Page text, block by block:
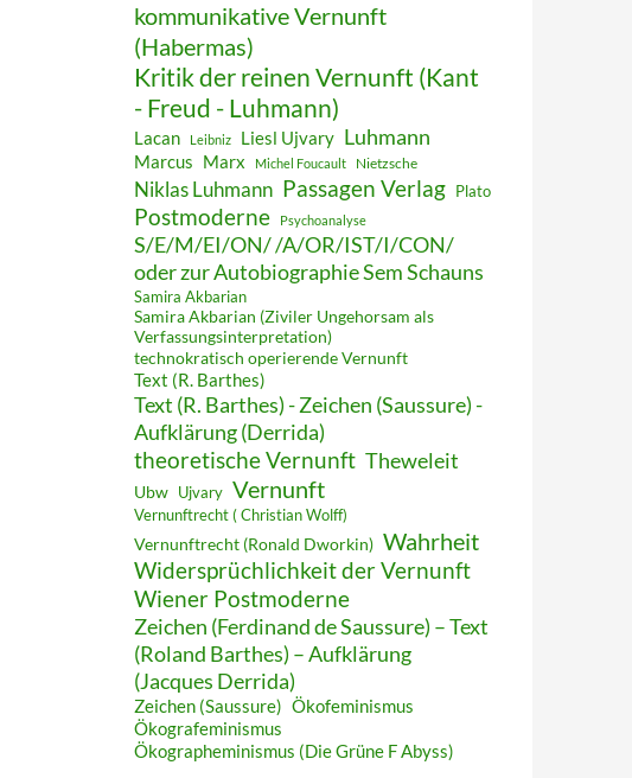
kommunikative Vernunft
(Habermas)
Kritik der reinen Vernunft (Kant
- Freud - Luhmann)
Lacan Leibniz Liesl Ujvary Luhmann
Marcus Marx Michel Foucault Nietzsche
Niklas Luhmann Passagen Verlag Plato
Postmoderne Psychoanalyse
S/E/M/EI/ON/ /A/OR/IST/I/CON/
oder zur Autobiographie Sem Schauns
Samira Akbarian
Samira Akbarian (Ziviler Ungehorsam als
Verfassungsinterpretation)
technokratisch operierende Vernunft
Text (R. Barthes)
Text (R. Barthes) - Zeichen (Saussure) -
Aufklärung (Derrida)
theoretische Vernunft Theweleit
Ubw Ujvary Vernunft
Vernunftrecht ( Christian Wolff)
Vernunftrecht (Ronald Dworkin) Wahrheit
Widersprüchlichkeit der Vernunft
Wiener Postmoderne
Zeichen (Ferdinand de Saussure) – Text
(Roland Barthes) – Aufklärung
(Jacques Derrida)
Zeichen (Saussure) Ökofeminismus
Ökografeminismus
Ökographeminismus (Die Grüne F Abyss)